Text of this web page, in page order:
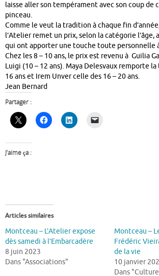
laisse aller son tempérament avec son coup de
pinceau.
Comme le veut la tradition à chaque fin
l’Atelier remet un prix, selon la catégorie l’âge,
qui ont apporter une touche toute personnelle
Chez les 8 – 10 ans, le prix est revenu à Guilia
Luigi (10 – 12 ans). Maya Delesvaux remporte la
16 ans et Irem Unver celle des 16 – 20 ans.
Jean Bernard
Partager :
J’aime ça :
Articles similaires
Montceau – L’Atelier expose
dès samedi à l’Embarcadère
8 juin 2023
Dans "Associations"
Montceau –
Frédéric
de la vie
10 janvier
Dans